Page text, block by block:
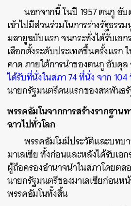
นอกจากนี้ ในปี 1957 ตนกู อั
เข้าไปมีส่วนร่วมในการร่างรัฐธร
มลายูฉบับแรก จนกระทั่งได้รับเอ
เลือกตั้งระดับประเทศขึ้นครั้งแรก
คาด ภายใต้การนำของตนกู อับดุ
ได้รับที่นั่งในสภา 74 ที่นั่ง จาก 104
นายกรัฐมนตรีคนแรกของสหพันธ
พรรคอัมโนจากการสร้างรากฐาน
ฉาวไปทั่วโลก
พรรคอัมโมมีประวัติและบทบ
มาเลเซีย ทั้งก่อนและหลังได้รับเอ
ผู้ถือครองอำนาจนำในสภาโดยตล
นายกรัฐมนตรีของมาเลเซียก่อนห
พรรคอัมโนทั้งสิ้น